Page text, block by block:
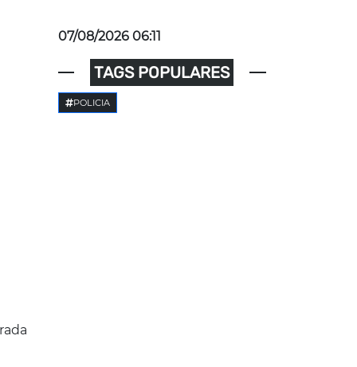
07/08/2026 06:11
TAGS POPULARES
POLICIA